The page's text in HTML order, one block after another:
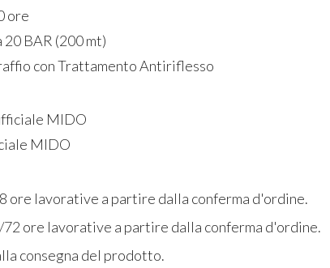
ore
BAR (200 mt)
con Trattamento Antiriflesso
MIDO
MIDO
ore lavorative a partire dalla conferma d'ordine.
72 ore lavorative a partire dalla conferma d'ordine.
consegna del prodotto.